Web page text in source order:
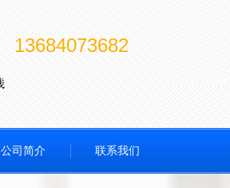
13684073682
公司简介 联系我们